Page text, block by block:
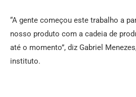
“A gente começou este trabalho a
nosso produto com a cadeia de
até o momento”, diz Gabriel
instituto.